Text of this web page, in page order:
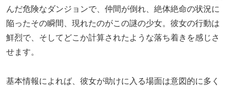
んだ危険なダンジョンで、仲間が倒れ、絶体絶命の状況に
陥ったその瞬間、現れたのがこの謎の少女。彼女の行動は
鮮烈で、そしてどこか計算されたような落ち着きを感じさ
せます。
基本情報によれば、彼女が助けに入る場面は意図的に多く